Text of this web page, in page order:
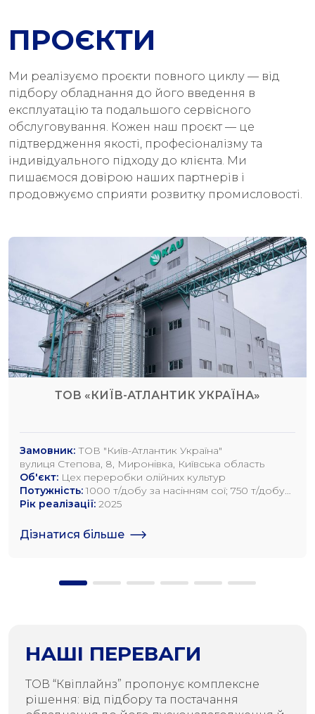
ПРОЄКТИ
Ми реалізуємо проєкти повного циклу — від
підбору обладнання до його введення в
експлуатацію та подальшого сервісного
обслуговування. Кожен наш проєкт — це
підтвердження якості, професіоналізму та
індивідуального підходу до клієнта. Ми
пишаємося довірою наших партнерів і
продовжуємо сприяти розвитку промисловості.
ТОВ «КИЇВ-АТЛАНТИК УКРАЇНА»
Замовник: ТОВ "Київ-Атлантик Україна"
вулиця Степова, 8, Миронівка, Київська область
Об'єкт: Цех переробки олійних культур
Потужність: 1000 т/добу за насінням сої; 750 т/добу
за насінням ріпаку; 1200 т/добу по насінню
Рік реалізації: 2025
Дізнатися більше
НАШІ ПЕРЕВАГИ
ТОВ “Квіплайнз” пропонує комплексне
рішення: від підбору та постачання